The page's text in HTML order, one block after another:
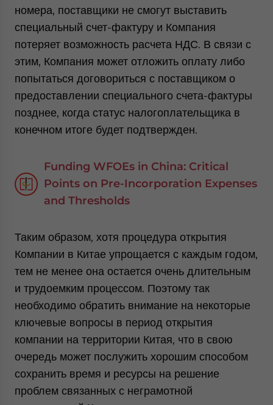
номера, поставщики не смогут выставить
специальный счет-фактуру и Компания
потеряет возможность расчета НДС. В связи с
этим, Компания может отложить оплату либо
попытаться договориться с поставщиком о
предоставлении специального счета-фактуры
позднее, когда статус налогоплательщика в
конечном итоге будет подтвержден.
Funding WFOEs in China: Critical
Points on Pre-Incorporation Expenses
and Thresholds
Таким образом, хотя процедура открытия
Компании в Китае упрощается с каждым годом,
тем не менее она остается очень длительным
и трудоемким процессом. Поэтому так
необходимо обратить внимание на некоторые
ключевые вопросы в период открытия
компании на территории Китая, что в свою
очередь может послужить хорошим способом
сохранить время и ресурсы на решение
проблем связанных с неграмотной